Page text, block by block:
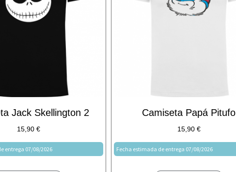
Jack Skellington 2
15,90 €
entrega 07/08/2026
Camiseta Papá Pitufo
15,90 €
Fecha estimada de entrega 07/08/2026